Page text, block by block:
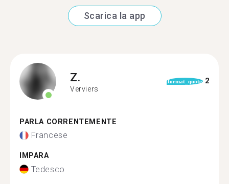
Scarica la app
Z.
Verviers
format_quote 2
PARLA CORRENTEMENTE
Francese
IMPARA
Tedesco